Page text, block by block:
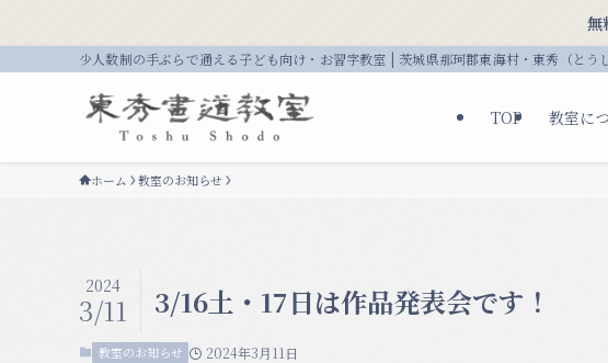
無
少人数制の手ぶらで通える子ども向け・お習字教室 | 茨城県那珂郡東海村・東秀（とう
TOP 教室に
ホーム 教室のお知らせ
3/16土・17日は作品発表会です！
2024
3/11
教室のお知らせ 2024年3月11日